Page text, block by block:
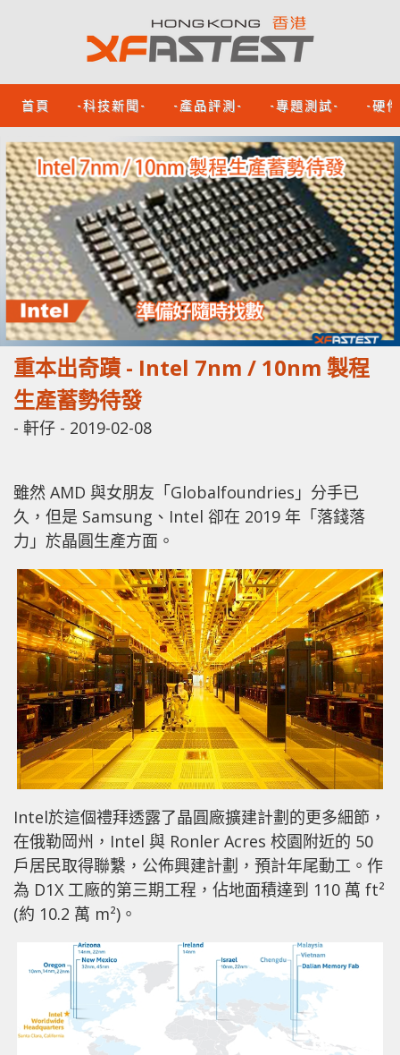
首頁 -科技新聞- -產品評測- -專題測試- -硬
重本出奇蹟 - Intel 7nm / 10nm 製程
生產蓄勢待發
- 軒仔 - 2019-02-08
雖然 AMD 與女朋友「Globalfoundries」分手已
久，但是 Samsung、Intel 卻在 2019 年「落錢落
力」於晶圓生產方面。
Intel於這個禮拜透露了晶圓廠擴建計劃的更多細節，
在俄勒岡州，Intel 與 Ronler Acres 校園附近的 50
戶居民取得聯繫，公佈興建計劃，預計年尾動工。作
為 D1X 工廠的第三期工程，佔地面積達到 110 萬 ft²
(約 10.2 萬 m²)。